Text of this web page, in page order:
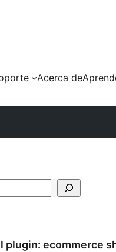
Acerca de
plugin: ecommerce